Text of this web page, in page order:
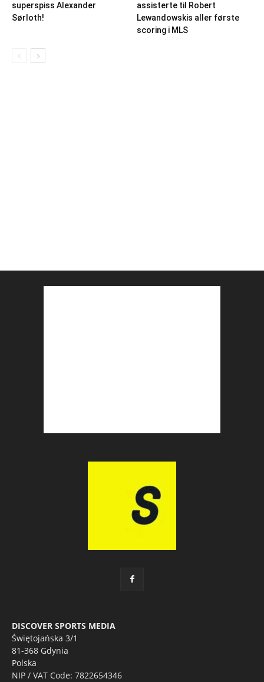
superspiss Alexander
Sørloth!
assisterte til Robert
Lewandowskis aller første
scoring i MLS
DISCOVER SPORTS MEDIA
Świętojańska 3/1
81-368 Gdynia
Polska
NIP / VAT Code: 7822654346